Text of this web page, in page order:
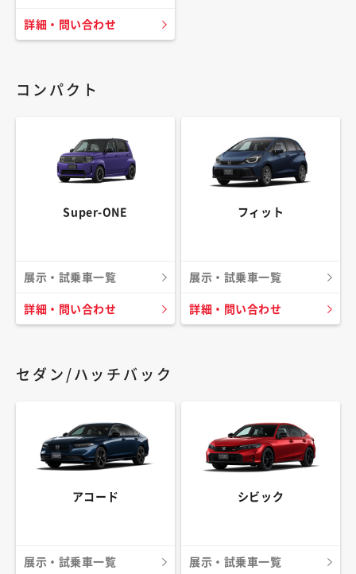
詳細・問い合わせ
コンパクト
Super-ONE
展示・試乗車一覧
詳細・問い合わせ
フィット
展示・試乗車一覧
詳細・問い合わせ
セダン/ハッチバック
アコード
展示・試乗車一覧
シビック
展示・試乗車一覧